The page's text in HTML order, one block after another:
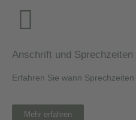
Anschrift und Sprechzeiten
Erfahren Sie wann
Mehr erfahren